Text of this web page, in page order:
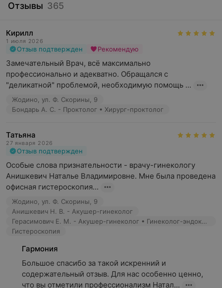
Отзывы 365
Кирилл
1 июля 2026
Отзыв подтвержден Рекомендую
Замечательный Врач, всё максимально
профессионально и адекватно. Обращался с
"деликатной" проблемой, необходимую помощь ...
Жодино, ул. Ф. Скорины, 9
Бондарь А. С. - Проктолог • Хирург-проктолог
Татьяна
27 января 2026
Отзыв подтвержден
Особые слова признательности - врачу-гинекологу
Анишкевич Наталье Владимировне. Мне была проведена
офисная гистероскопия...
Жодино, ул. Ф. Скорины, 9
Анишкевич Н. В. - Акушер-гинеколог
Герасимович Е. М. - Акушер-гинеколог • Гинеколог-эндокринолог
Гистероскопия
Гармония
Большое спасибо за такой искренний и
содержательный отзыв. Для нас особенно ценно,
что вы отметили профессионализм Натал...